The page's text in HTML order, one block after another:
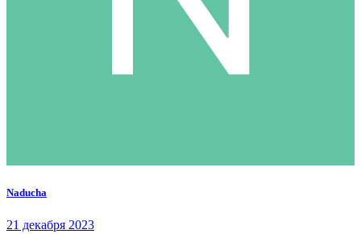
Naducha
21 декабря 2023